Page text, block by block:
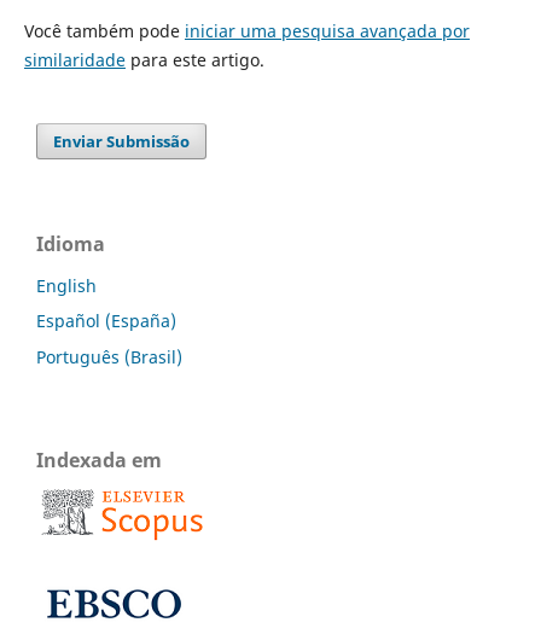
Você também pode iniciar uma pesquisa avançada por
similaridadepara este artigo.
Enviar Submissão
Idioma
English
Español (España)
Português (Brasil)
Indexada em